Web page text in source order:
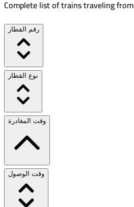
Complete list of trains traveling from
رقم القطار
نوع القطار
وقت المغادرة
وقت الوصول